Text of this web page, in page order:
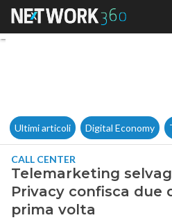
Ultimi articoli Digital Economy
CALL CENTER
Telemarketing
Privacy confisca due
prima volta